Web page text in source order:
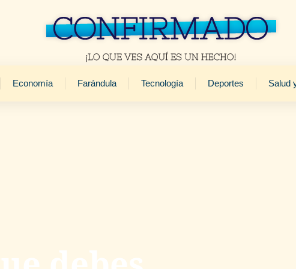
Economía Farándula Tecnología Deportes Salud